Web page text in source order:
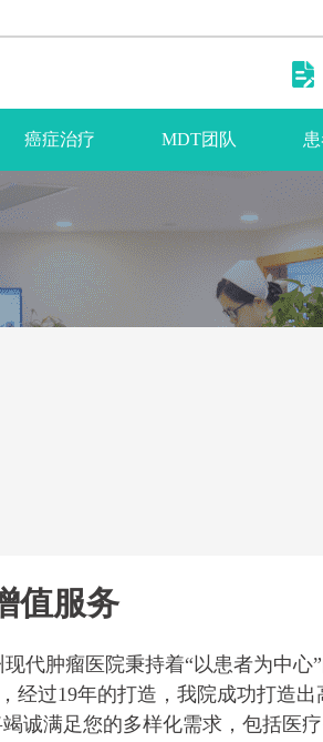
癌症治疗 MDT团队
值服务
代肿瘤医院秉持着“以患者为中心
经过19年的打造，我院成功打造
诚满足您的多样化需求，包括医